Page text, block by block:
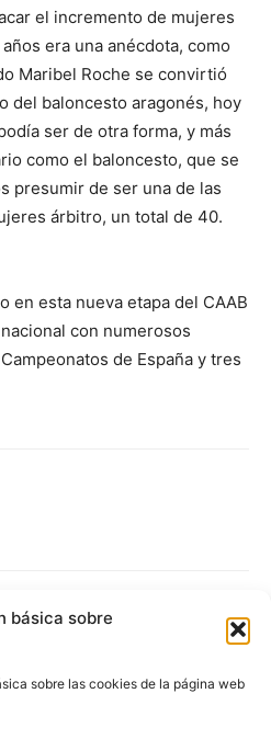
básica sobre
sobre las cookies de la página web
el incremento de mujeres
era una anécdota, como
Maribel Roche se convirtió
del baloncesto aragonés, hoy
ser de otra forma, y más
como el baloncesto, que se
presumir de ser una de las
árbitro, un total de 40.
en esta nueva etapa del CAAB
con numerosos
de España y tres
2026